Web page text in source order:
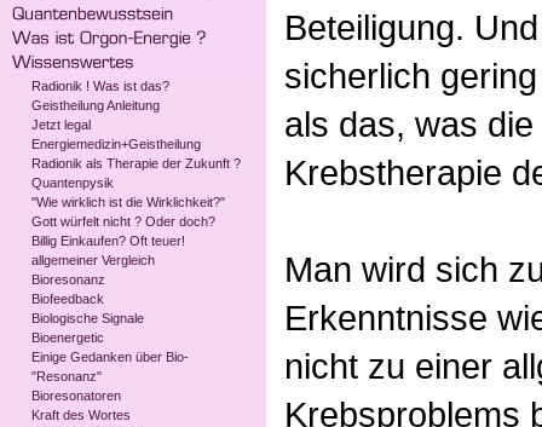
Radionik ! Was ist das?
Geistheilung Anleitung
Jetzt legal
Energiemedizin+Geistheilung
Radionik als Therapie der Zukunft ?
Quantenpysik
"Wie wirklich ist die Wirklichkeit?"
Gott würfelt nicht ? Oder doch?
Billig Einkaufen? Oft teuer!
allgemeiner Vergleich
Bioresonanz
Biofeedback
Biologische Signale
Bioenergetic
Einige Gedanken über Bio-
"Resonanz"
Bioresonatoren
Kraft des Wortes
Beteiligung.
sicherlich
als das, was
Krebstherapie
Man wird sich
Erkenntnisse
nicht zu einer
Krebsproblems